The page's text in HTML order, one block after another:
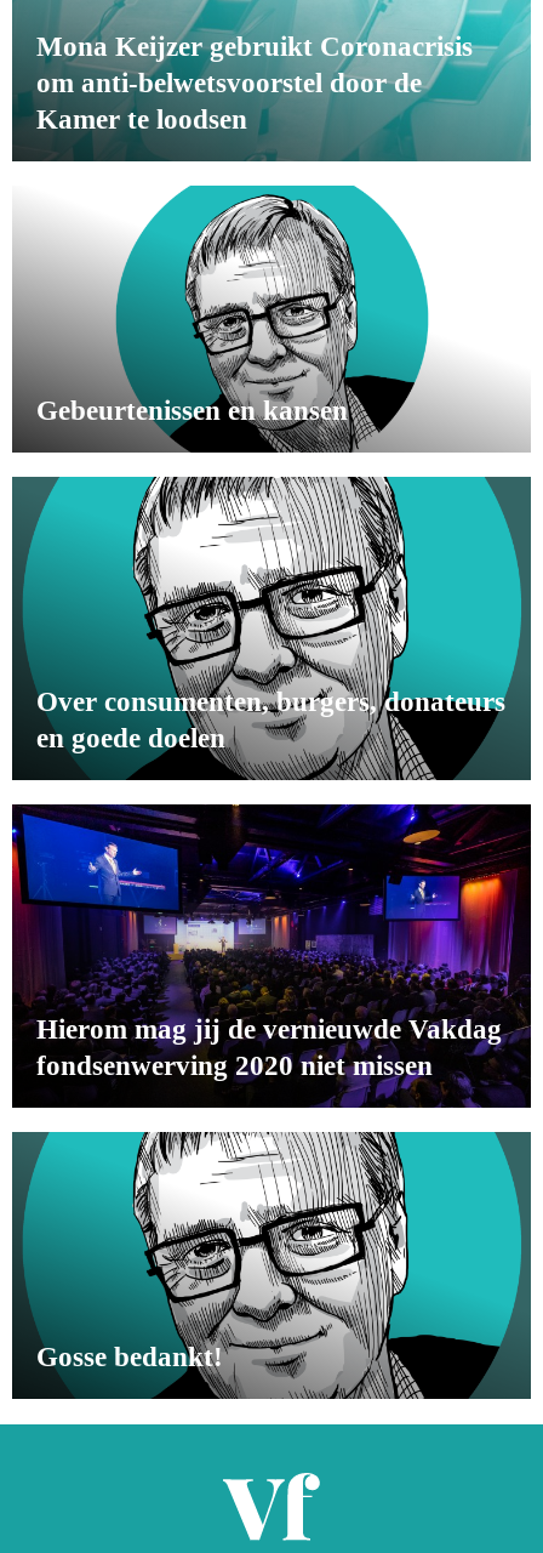
Mona Keijzer gebruikt Coronacrisis
om anti-belwetsvoorstel door de
Kamer te loodsen
Gebeurtenissen en kansen
Over consumenten, burgers, donateurs
en goede doelen
Hierom mag jij de vernieuwde Vakdag
fondsenwerving 2020 niet missen
Gosse bedankt!